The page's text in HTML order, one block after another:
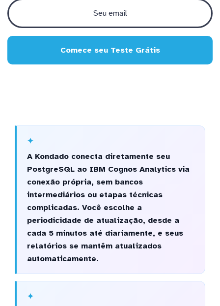
Comece seu Teste Grátis
A Kondado conecta diretamente seu
PostgreSQL ao IBM Cognos Analytics via
conexão própria, sem bancos
intermediários ou etapas técnicas
complicadas. Você escolhe a
periodicidade de atualização, desde a
cada 5 minutos até diariamente, e seus
relatórios se mantêm atualizados
automaticamente.